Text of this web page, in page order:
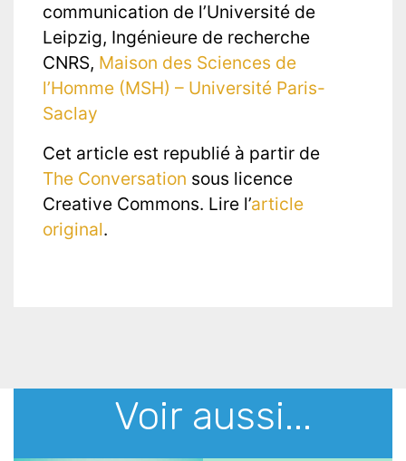
communication de l’Université de
Leipzig, Ingénieure de recherche
CNRS, Maison des Sciences de
l’Homme (MSH) – Université Paris-
Saclay
Cet article est republié à partir de
The Conversation sous licence
Creative Commons. Lire l’article
original.
Voir aussi...